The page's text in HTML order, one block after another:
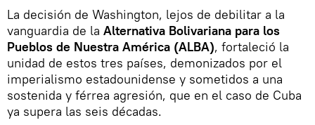
La decisión de Washington, lejos de debilitar a la
vanguardia de la Alternativa Bolivariana para los
Pueblos de Nuestra América (ALBA), fortaleció la
unidad de estos tres países, demonizados por el
imperialismo estadounidense y sometidos a una
sostenida y férrea agresión, que en el caso de Cuba
ya supera las seis décadas.